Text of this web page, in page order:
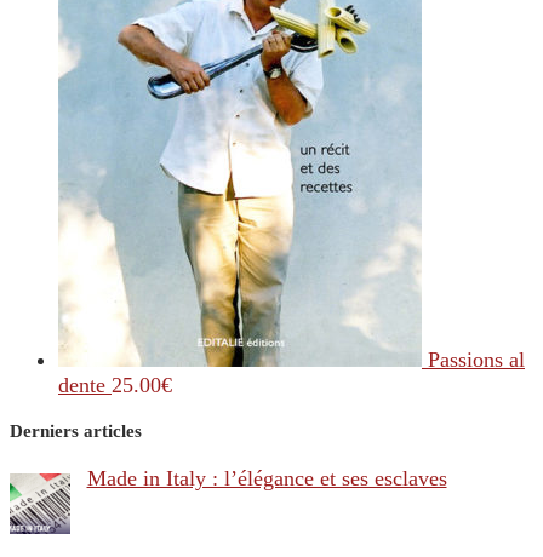
Passions al
dente 25.00€
Derniers articles
Made in Italy : l’élégance et ses esclaves